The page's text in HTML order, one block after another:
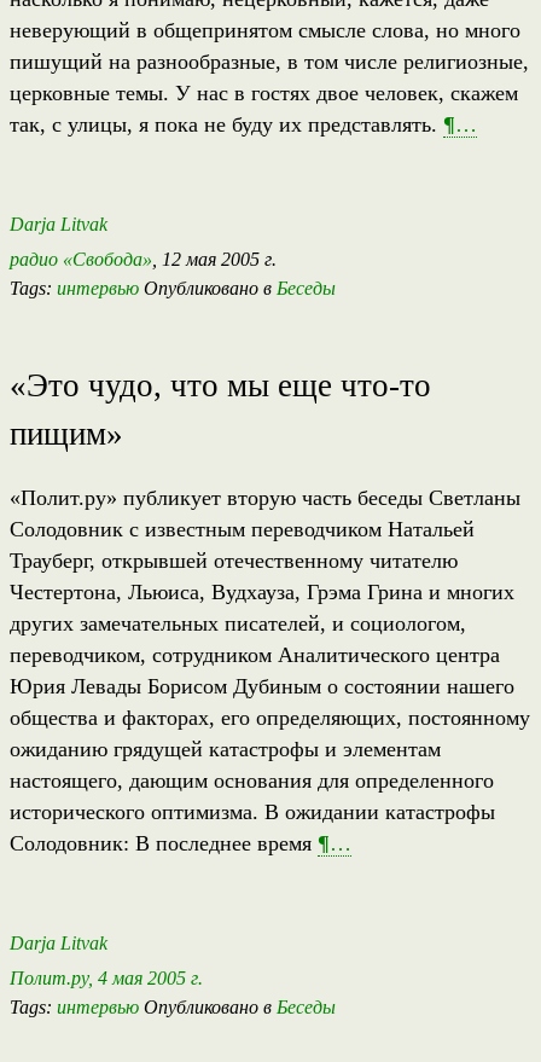
неверующий в общепринятом смысле слова, но много
пишущий на разнообразные, в том числе религиозные,
церковные темы. У нас в гостях двое человек, скажем
так, с улицы, я пока не буду их представлять. ¶…
Darja Litvak
радио «Свобода» , 12 мая 2005 г.
Tags: интервью Опубликовано в Беседы
«Это чудо, что мы еще что-то
пищим»
«Полит.ру» публикует вторую часть беседы Светланы
Солодовник с известным переводчиком Натальей
Трауберг, открывшей отечественному читателю
Честертона, Льюиса, Вудхауза, Грэма Грина и многих
других замечательных писателей, и социологом,
переводчиком, сотрудником Аналитического центра
Юрия Левады Борисом Дубиным о состоянии нашего
общества и факторах, его определяющих, постоянному
ожиданию грядущей катастрофы и элементам
настоящего, дающим основания для определенного
исторического оптимизма. В ожидании катастрофы
Солодовник: В последнее время ¶…
Darja Litvak
Полит.ру, 4 мая 2005 г.
Tags: интервью Опубликовано в Беседы